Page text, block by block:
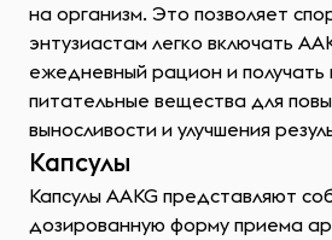
на организм. Это позволяет
энтузиастам легко включать
ежедневный рацион и
питательные вещества для
выносливости и улучшения
Капсулы
Капсулы AAKG представляют
дозированную форму приема